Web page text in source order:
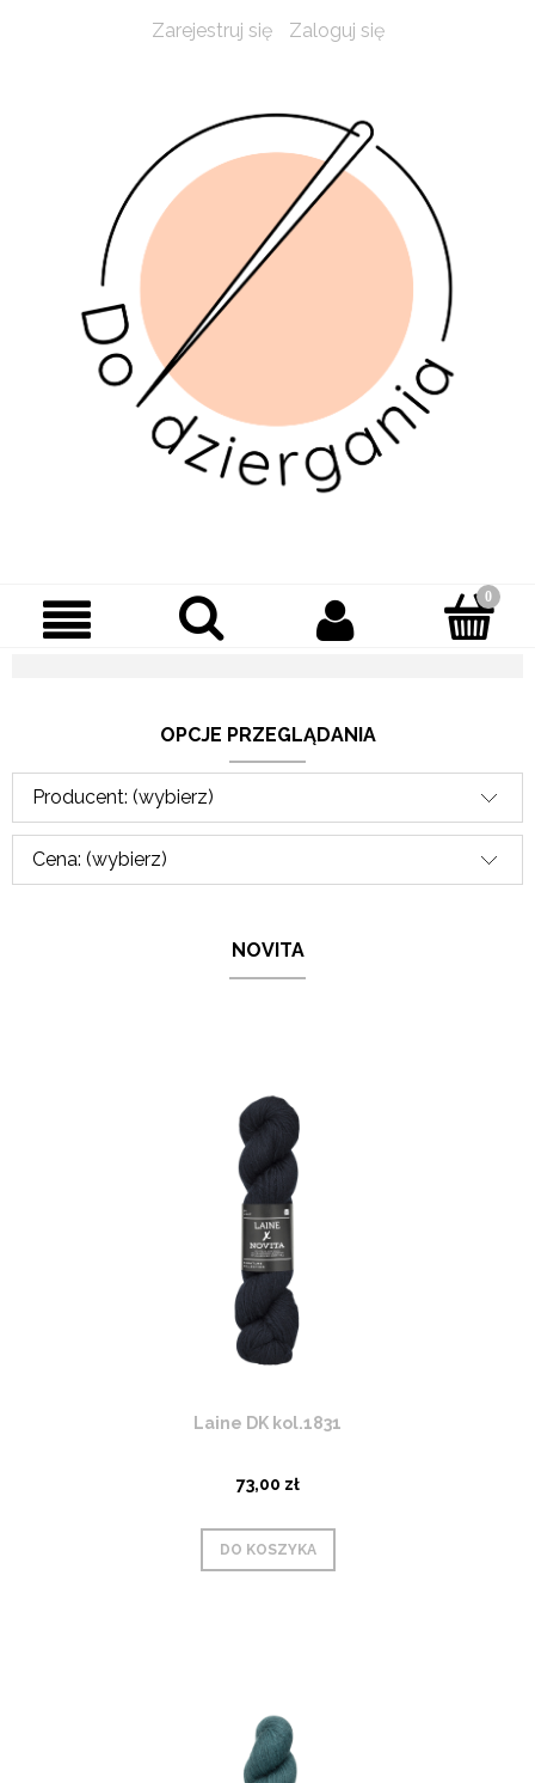
Zarejestruj się Zaloguj się
OPCJE PRZEGLĄDANIA
Producent: (wybierz)
Cena: (wybierz)
NOVITA
Laine DK kol.1831
73,00 zł
DO KOSZYKA